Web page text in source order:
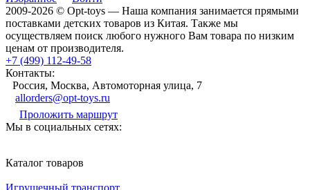
2009-2026 © Opt-toys — Наша компания занимается прямыми
поставками детских товаров из Китая. Также мы
осуществляем поиск любого нужного Вам товара по низким
ценам от производителя.
+7 (499) 112-49-58
Контакты:
Россия, Москва, Автомоторная улица, 7
allorders@opt-toys.ru
Проложить маршрут
Мы в социальных сетях:
Каталог товаров
Игрушечный транспорт